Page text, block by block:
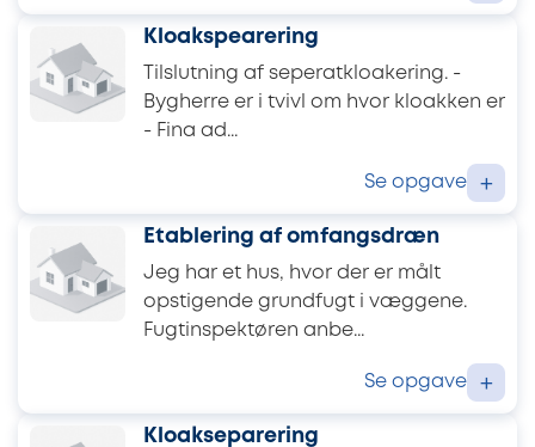
Kloakspearering
Tilslutning af seperatkloakering. -
Bygherre er i tvivl om hvor kloakken er
- Fina ad...
Se opgave +
Etablering af omfangsdræn
Jeg har et hus, hvor der er målt
opstigende grundfugt i væggene.
Fugtinspektøren anbe...
Se opgave +
Kloakseparering